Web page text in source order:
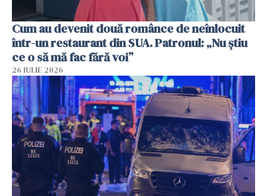
Cum au devenit două românce de neînlocuit
într-un restaurant din SUA. Patronul: „Nu știu
ce o să mă fac fără voi”
26 IULIE 2026